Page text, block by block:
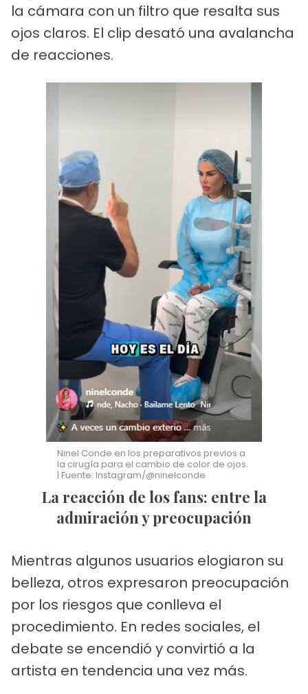
la cámara con un filtro que resalta sus
ojos claros. El clip desató una avalancha
de reacciones.
Ninel Conde en los preparativos previos a
la cirugía para el cambio de color de ojos.
| Fuente: Instagram/@ninelconde
La reacción de los fans: entre la
admiración y preocupación
Mientras algunos usuarios elogiaron su
belleza, otros expresaron preocupación
por los riesgos que conlleva el
procedimiento. En redes sociales, el
debate se encendió y convirtió a la
artista en tendencia una vez más.